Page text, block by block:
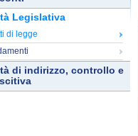
Legislativa
di legge
di indirizzo, controllo e